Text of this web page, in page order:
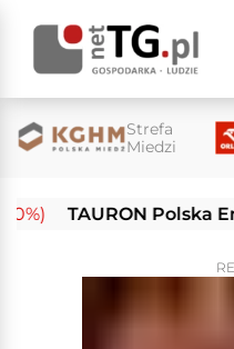
Strefa
Miedzi
TAURON Polska